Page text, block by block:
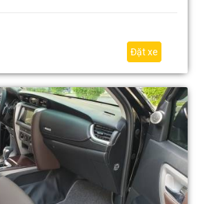
Đặt xe